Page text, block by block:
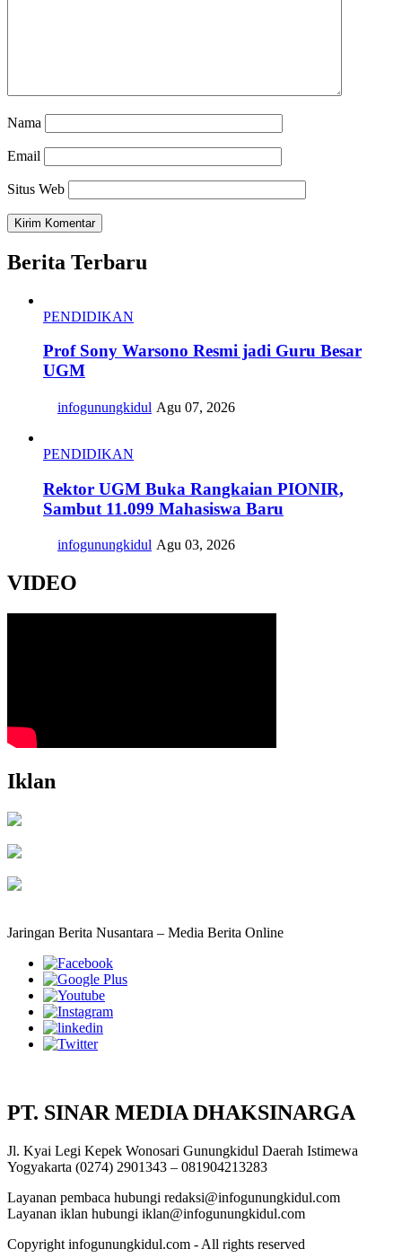
Nama
Email
Situs Web
Berita Terbaru
PENDIDIKAN
Prof Sony Warsono Resmi jadi Guru Besar
UGM
infogunungkidul Agu 07, 2026
PENDIDIKAN
Rektor UGM Buka Rangkaian PIONIR,
Sambut 11.099 Mahasiswa Baru
infogunungkidul Agu 03, 2026
VIDEO
Iklan
Jaringan Berita Nusantara – Media Berita Online
PT. SINAR MEDIA DHAKSINARGA
Jl. Kyai Legi Kepek Wonosari Gunungkidul Daerah Istimewa
Yogyakarta (0274) 2901343 – 081904213283
Layanan pembaca hubungi redaksi@infogunungkidul.com
Layanan iklan hubungi iklan@infogunungkidul.com
Copyright infogunungkidul.com - All rights reserved